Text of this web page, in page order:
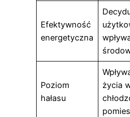
Efektywność
energetyczna
Poziom
hałasu
życia